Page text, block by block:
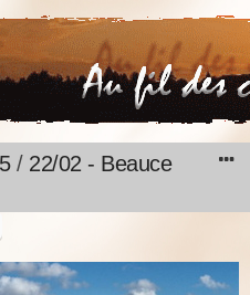
/ 22/02 - Beauce